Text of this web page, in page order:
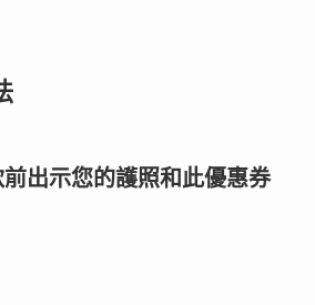
出示您的護照和此優惠券